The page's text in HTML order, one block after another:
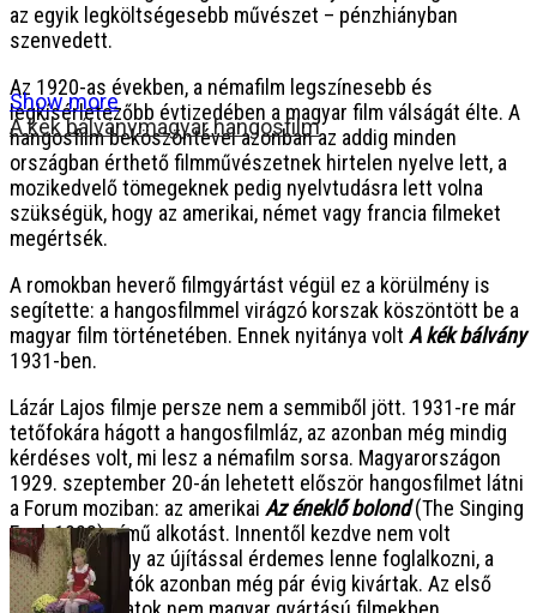
az egyik legköltségesebb művészet – pénzhiányban
szenvedett.
Az 1920-as években, a némafilm legszínesebb és
legkísérletezőbb évtizedében a magyar film válságát élte. A
hangosfilm beköszöntével azonban az addig minden
országban érthető filmművészetnek hirtelen nyelve lett, a
mozikedvelő tömegeknek pedig nyelvtudásra lett volna
szükségük, hogy az amerikai, német vagy francia filmeket
megértsék.
A romokban heverő filmgyártást végül ez a körülmény is
segítette: a hangosfilmmel virágzó korszak köszöntött be a
magyar film történetében. Ennek nyitánya volt A kék bálvány
1931-ben.
Lázár Lajos filmje persze nem a semmiből jött. 1931-re már
tetőfokára hágott a hangosfilmláz, az azonban még mindig
kérdéses volt, mi lesz a némafilm sorsa. Magyarországon
1929. szeptember 20-án lehetett először hangosfilmet látni
a Forum moziban: az amerikai Az éneklő bolond(The Singing
Fool, 1928) című alkotást. Innentől kezdve nem volt
kérdéses, hogy az újítással érdemes lenne foglalkozni, a
hazai filmgyártók azonban még pár évig kivártak. Az első
Show more
A kék bálványmagyar hangosfilm